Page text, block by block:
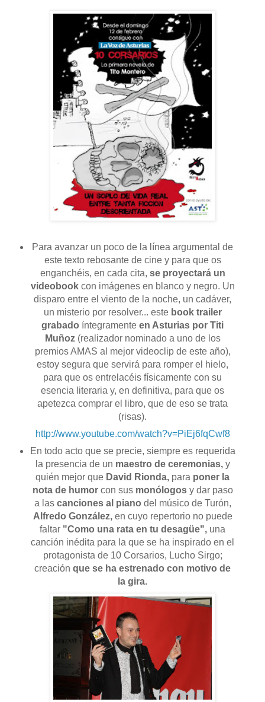
Para avanzar un poco de la línea argumental de
este texto rebosante de cine y para que os
enganchéis, en cada cita, se proyectará un
videobook con imágenes en blanco y negro. Un
disparo entre el viento de la noche, un cadáver,
un misterio por resolver... estebook trailer
grabado íntegramente en Asturias por Titi
Muñoz(realizador nominado a uno de los
premios AMAS al mejor videoclip de este año),
estoy segura que servirá para romper el hielo,
para que os entrelacéis físicamente con su
esencia literaria y, en definitiva, para que os
apetezca comprar el libro, que de eso se trata
(risas).
http://www.youtube.com/watch?v=PiEj6fqCwf8
En todo acto que se precie, siempre es requerida
la presencia de un maestro de ceremonias,y
quién mejor que David Rionda, para poner la
nota de humorcon sus monólogosy dar paso
a las canciones al piano del músico de Turón,
Alfredo González, en cuyo repertorio no puede
faltar "Como una rata en tu desagüe", una
canción inédita para la que se ha inspirado en el
protagonista de 10 Corsarios, Lucho Sirgo;
creación que se ha estrenado con motivo de
la gira.